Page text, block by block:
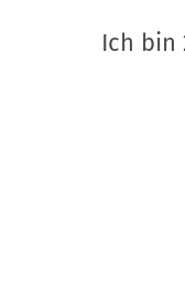
Ich bin